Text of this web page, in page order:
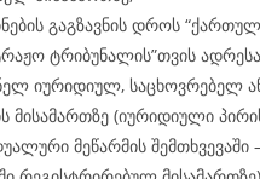
გაგზავნის დროს
ტრიბუნალის”თვის
იურიდიულ, საცხოვრებელ
მისამართზე (იურიდიული
მეწარმის შემთხვევაში